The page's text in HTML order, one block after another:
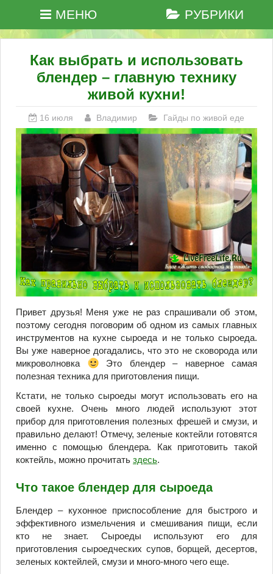
МЕНЮ РУБРИКИ
Как выбрать и использовать
блендер – главную технику
живой кухни!
16 июля Владимир Гайды по живой еде
Привет друзья! Меня уже не раз спрашивали об этом,
поэтому сегодня поговорим об одном из самых главных
инструментов на кухне сыроеда и не только сыроеда.
Вы уже наверное догадались, что это не сковорода или
микроволновка
Это блендер – наверное самая
полезная техника для приготовления пищи.
Кстати, не только сыроеды могут использовать его на
своей кухне. Очень много людей используют этот
прибор для приготовления полезных фрешей и смузи, и
правильно делают! Отмечу, зеленые коктейли готовятся
именно с помощью блендера. Как приготовить такой
коктейль, можно прочитать здесь.
Что такое блендер для сыроеда
Блендер – кухонное приспособление для быстрого и
эффективного измельчения и смешивания пищи, если
кто не знает. Сыроеды используют его для
приготовления сыроедческих супов, борщей, десертов,
зеленых коктейлей, смузи и много-много чего еще.